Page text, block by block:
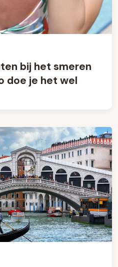
bij het smeren
doe je het wel